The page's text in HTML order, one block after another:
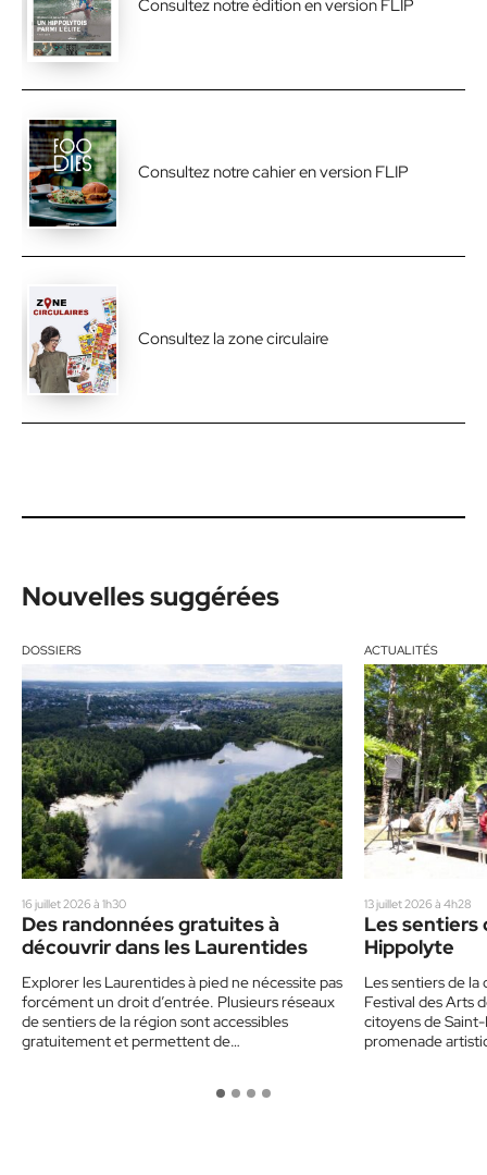
Consultez notre édition en version FLIP
Consultez notre cahier en version FLIP
Consultez la zone circulaire
Nouvelles suggérées
DOSSIERS
16 juillet 2026 à 1h30
Des randonnées gratuites à
découvrir dans les Laurentides
Explorer les Laurentides à pied ne nécessite pas
forcément un droit d’entrée. Plusieurs réseaux
de sentiers de la région sont accessibles
gratuitement et permettent de…
ACTUALITÉS
13 juillet 2026 à 4h28
Les sentiers
Hippolyte
Les sentiers de la
Festival des Arts
citoyens de
promenade